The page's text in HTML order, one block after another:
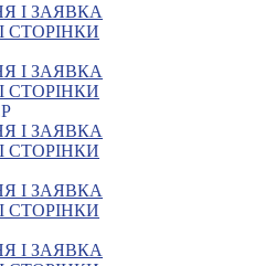
І ЗАЯВКА
СТОРІНКИ
І ЗАЯВКА
СТОРІНКИ
І ЗАЯВКА
СТОРІНКИ
І ЗАЯВКА
СТОРІНКИ
І ЗАЯВКА